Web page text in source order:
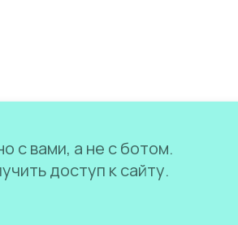
с вами, а не с ботом.
доступ к сайту.